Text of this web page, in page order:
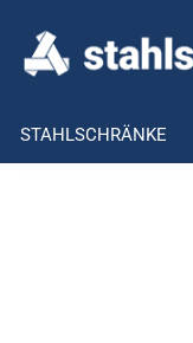
STAHLSCHRÄNKE